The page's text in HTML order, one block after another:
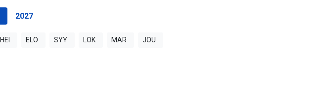
2027
HEI ELO SYY LOK MAR JOU